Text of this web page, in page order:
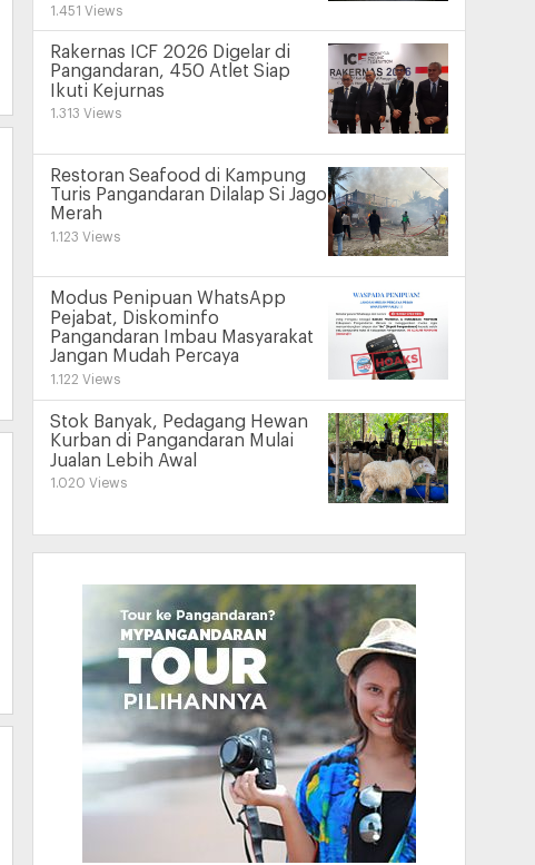
1.451 Views
Rakernas ICF 2026 Digelar di
Pangandaran, 450 Atlet Siap
Ikuti Kejurnas
1.313 Views
Restoran Seafood di Kampung
Turis Pangandaran Dilalap Si Jago
Merah
1.123 Views
Modus Penipuan WhatsApp
Pejabat, Diskominfo
Pangandaran Imbau Masyarakat
Jangan Mudah Percaya
1.122 Views
Stok Banyak, Pedagang Hewan
Kurban di Pangandaran Mulai
Jualan Lebih Awal
1.020 Views